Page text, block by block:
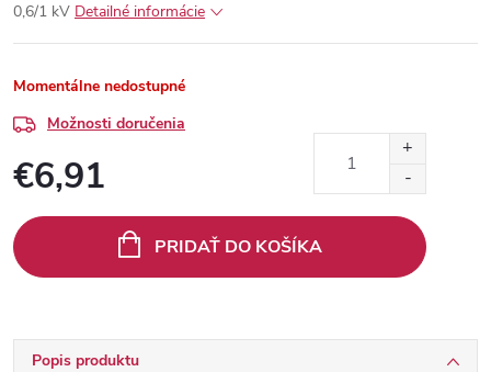
0,6/1 kV Detailné informácie
Momentálne nedostupné
Možnosti doručenia
€6,91
cena:
PRIDAŤ DO KOŠÍKA
Popis produktu